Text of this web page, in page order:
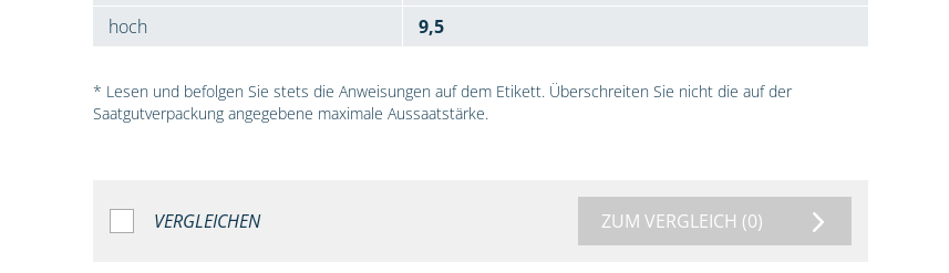
hoch
9,5
* Lesen und befolgen Sie stets die Anweisungen auf dem Etikett. Überschreiten Sie nicht die auf der
Saatgutverpackung angegebene maximale Aussaatstärke.
VERGLEICHEN ZUM VERGLEICH (0)